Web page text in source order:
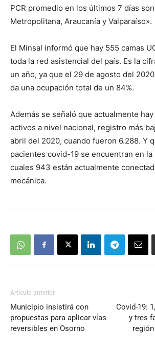
PCR promedio en los últimos 7 días
Metropolitana, Araucanía y Valparaíso».
El Minsal informó que hay 555 camas
toda la red asistencial del país. Es la
un año, ya que el 29 de agosto del
da una ocupación total de un 84%.
Además se señaló que actualmente
activos a nivel nacional, registro más
abril del 2020, cuando fueron 6.288. Y
pacientes covid-19 se encuentran en la
cuales 943 están actualmente
mecánica.
Artículo anterior
Municipio insistirá con
propuestas para aplicar vías
reversibles en Osorno
Covid-19:
y tres